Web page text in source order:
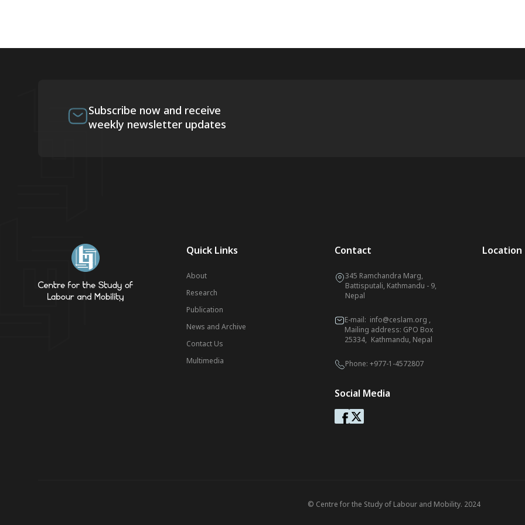
Subscribe now and receive
weekly newsletter updates
Quick Links
About
Research
Publication
News and Archive
Contact Us
Multimedia
Contact
345 Ramchandra Marg,
Battisputali, Kathmandu - 9,
Nepal
E-mail: info@ceslam.org ,
Mailing address: GPO Box
25334, Kathmandu, Nepal
Phone: +977-1-4572807
Social Media
Location
© Centre for the Study of Labour and Mobility. 2024